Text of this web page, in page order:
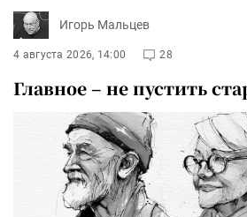
Игорь Мальцев
4 августа 2026, 14:00 28
Главное – не пустить